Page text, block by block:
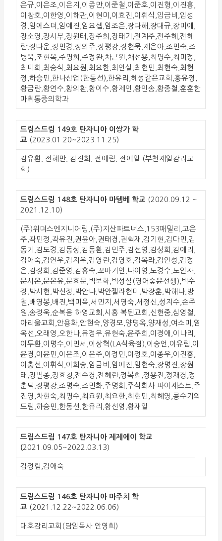
은규,이은조,이은지,이종만,이준철,이준호,이진형,이진홍,
이창호,이한영,이해관,이현미,이효진,이휘식,임금비,임성
경,임에스더,임예진,임요셉,임조은,장다해,장대규,장미애,
장소영,장시무,장원태,장주희,장태기,전계주,전주혜,전혜
란,정다운,정민경,정의주,정평강,정현묵,제은아,조민숙,조
병욱,조현옥,주명희,주정완,차근원,채선용,최명수,최미정,
최미희,최승석,최요원,최요한,최인실,최현민,최현숙,최현
정,하승민,한나산업(한동선),한유리,혜성같은교회,홍유정,
황금란,황연수,황의환,황이수,황제인,황인송,황종철,훈훈한
마취통증의학과
드림스드림 149호 탄자니아 이쌍가학
교 (2023.01.20~2023.11.25)
김유환, 전혜만, 김진희, 전예림, 전예일 (부천제일감리교
회)
드림스드림 148호 탄자니아 마템베 학교 (2020.09.12 ~
2021.12.10)
(주)위더스엔지니어링,(주)지산파트너스,153패밀리,고은
주,곽민정,곽유진,권윤아,권태경,권혁재,김기현,김다민,김
동기,김도경,김동성,김동환,김민주,김선영,김성희,김애리,
김애숙,김연우,김지우,김영란,김영호,김옥라,김인성,김정
은,김정희,김준영,김흥숙,꼬마거인,나이영,노경수,노인자,
문시온,문온유,문효문,박보화,박성실(영어숲윤선생),박수
정,박시현,박신정,박안나,박안젤라현미,박장훈,박해나,방
철,배영봉,배진,백미옥,서민지,서영숙,서정신,성지수,손주
원,송정욱,순복음 하영교회,시흥 복된교회,신현중,심영철,
아리울교회,안용화,안현숙,양경모,양명옥,양재성,여소미,염
옥선,오래영,오한나,유정우,유현숙,윤주희,이경애,이나리,
이두환,이명수,이민서,이상혁(LA식육점),이승언,이유림,이
윤경,이윤민,이은조,이은주,이정민,이정호,이종우,이진홍,
이충선,이휘식,이희승,임금비,임예진,임현숙,장명진,장원
태,장필종,장효창,전수경,전혜란,정복희,정용진,정재경,정
춘덕,정평강,조명숙,조민화,주명희,주식회사 파이제스트,주
진영,차현숙,최명수,최요원,최요한,최현민,최혜영,콩수기의
드림,하승민,한동선,한유리,황선영,황재일
드림스드림 147호 탄자니아 제제에이 학교
(2021.09.05~2022.03.13)
김정림,김애숙
드림스드림 146호 탄자니아 마주치 학
교 (2021.12.22~2022.06.06)
대호감리교회(담임목사 안영희)